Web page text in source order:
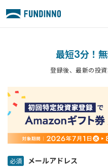
最短3分！
登録後、最新の投
メールアドレス